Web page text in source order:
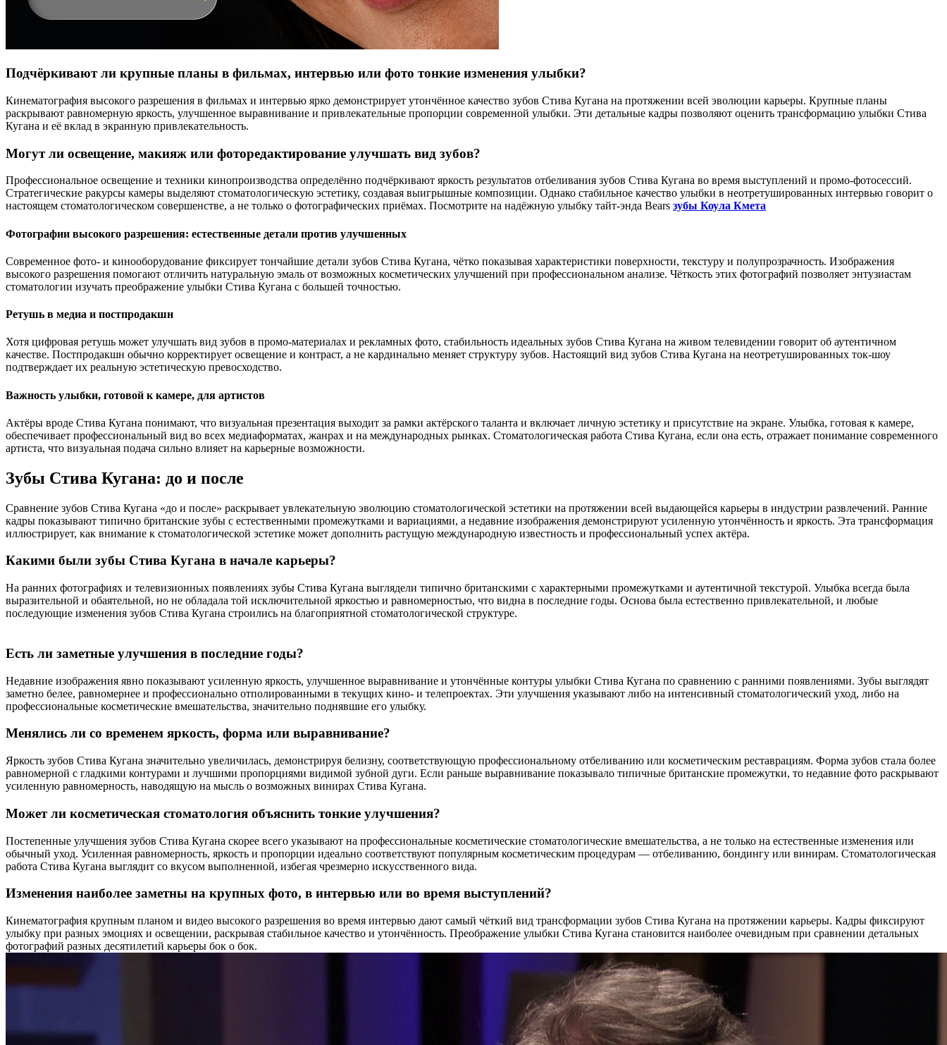
Подчёркивают ли крупные планы в фильмах, интервью или фото тонкие изменения улыбки?
Кинематография высокого разрешения в фильмах и интервью ярко демонстрирует утончённое качество зубов Стива Кугана на протяжении всей эволюции карьеры. Крупные планы
раскрывают равномерную яркость, улучшенное выравнивание и привлекательные пропорции современной улыбки. Эти детальные кадры позволяют оценить трансформацию улыбки Стива
Кугана и её вклад в экранную привлекательность.
Могут ли освещение, макияж или фоторедактирование улучшать вид зубов?
Профессиональное освещение и техники кинопроизводства определённо подчёркивают яркость результатов отбеливания зубов Стива Кугана во время выступлений и промо-фотосессий.
Стратегические ракурсы камеры выделяют стоматологическую эстетику, создавая выигрышные композиции. Однако стабильное качество улыбки в неотретушированных интервью говорит о
настоящем стоматологическом совершенстве, а не только о фотографических приёмах. Посмотрите на надёжную улыбку тайт-энда Bears зубы Коула Кмета
Фотографии высокого разрешения: естественные детали против улучшенных
Современное фото- и кинооборудование фиксирует тончайшие детали зубов Стива Кугана, чётко показывая характеристики поверхности, текстуру и полупрозрачность. Изображения
высокого разрешения помогают отличить натуральную эмаль от возможных косметических улучшений при профессиональном анализе. Чёткость этих фотографий позволяет энтузиастам
стоматологии изучать преображение улыбки Стива Кугана с большей точностью.
Ретушь в медиа и постпродакшн
Хотя цифровая ретушь может улучшать вид зубов в промо-материалах и рекламных фото, стабильность идеальных зубов Стива Кугана на живом телевидении говорит об аутентичном
качестве. Постпродакшн обычно корректирует освещение и контраст, а не кардинально меняет структуру зубов. Настоящий вид зубов Стива Кугана на неотретушированных ток-шоу
подтверждает их реальную эстетическую превосходство.
Важность улыбки, готовой к камере, для артистов
Актёры вроде Стива Кугана понимают, что визуальная презентация выходит за рамки актёрского таланта и включает личную эстетику и присутствие на экране. Улыбка, готовая к камере,
обеспечивает профессиональный вид во всех медиаформатах, жанрах и на международных рынках. Стоматологическая работа Стива Кугана, если она есть, отражает понимание современного
артиста, что визуальная подача сильно влияет на карьерные возможности.
Зубы Стива Кугана: до и после
Сравнение зубов Стива Кугана «до и после» раскрывает увлекательную эволюцию стоматологической эстетики на протяжении всей выдающейся карьеры в индустрии развлечений. Ранние
кадры показывают типично британские зубы с естественными промежутками и вариациями, а недавние изображения демонстрируют усиленную утончённость и яркость. Эта трансформация
иллюстрирует, как внимание к стоматологической эстетике может дополнить растущую международную известность и профессиональный успех актёра.
Какими были зубы Стива Кугана в начале карьеры?
На ранних фотографиях и телевизионных появлениях зубы Стива Кугана выглядели типично британскими с характерными промежутками и аутентичной текстурой. Улыбка всегда была
выразительной и обаятельной, но не обладала той исключительной яркостью и равномерностью, что видна в последние годы. Основа была естественно привлекательной, и любые
последующие изменения зубов Стива Кугана строились на благоприятной стоматологической структуре.
Есть ли заметные улучшения в последние годы?
Недавние изображения явно показывают усиленную яркость, улучшенное выравнивание и утончённые контуры улыбки Стива Кугана по сравнению с ранними появлениями. Зубы выглядят
заметно белее, равномернее и профессионально отполированными в текущих кино- и телепроектах. Эти улучшения указывают либо на интенсивный стоматологический уход, либо на
профессиональные косметические вмешательства, значительно поднявшие его улыбку.
Менялись ли со временем яркость, форма или выравнивание?
Яркость зубов Стива Кугана значительно увеличилась, демонстрируя белизну, соответствующую профессиональному отбеливанию или косметическим реставрациям. Форма зубов стала более
равномерной с гладкими контурами и лучшими пропорциями видимой зубной дуги. Если раньше выравнивание показывало типичные британские промежутки, то недавние фото раскрывают
усиленную равномерность, наводящую на мысль о возможных винирах Стива Кугана.
Может ли косметическая стоматология объяснить тонкие улучшения?
Постепенные улучшения зубов Стива Кугана скорее всего указывают на профессиональные косметические стоматологические вмешательства, а не только на естественные изменения или
обычный уход. Усиленная равномерность, яркость и пропорции идеально соответствуют популярным косметическим процедурам — отбеливанию, бондингу или винирам. Стоматологическая
работа Стива Кугана выглядит со вкусом выполненной, избегая чрезмерно искусственного вида.
Изменения наиболее заметны на крупных фото, в интервью или во время выступлений?
Кинематография крупным планом и видео высокого разрешения во время интервью дают самый чёткий вид трансформации зубов Стива Кугана на протяжении карьеры. Кадры фиксируют
улыбку при разных эмоциях и освещении, раскрывая стабильное качество и утончённость. Преображение улыбки Стива Кугана становится наиболее очевидным при сравнении детальных
фотографий разных десятилетий карьеры бок о бок.